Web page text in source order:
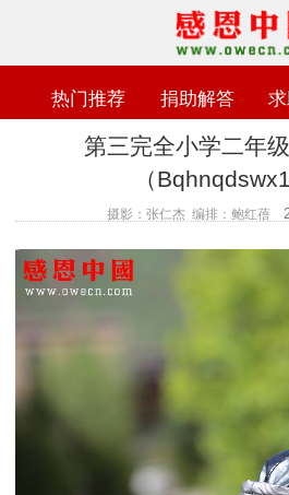
热门推荐 捐助解答
第三完全小学二年级
（
摄影：张仁杰 编排：鲍红蓓